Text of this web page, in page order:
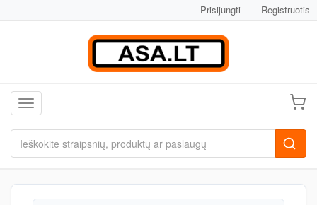
Prisijungti Registruotis
Toggle navigation